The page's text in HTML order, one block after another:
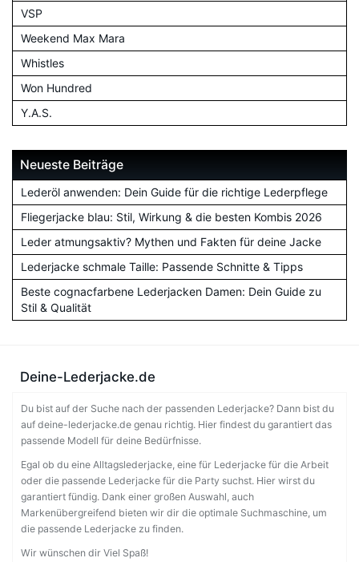
VSP
Weekend Max Mara
Whistles
Won Hundred
Y.A.S.
Neueste Beiträge
Lederöl anwenden: Dein Guide für die richtige Lederpflege
Fliegerjacke blau: Stil, Wirkung & die besten Kombis 2026
Leder atmungsaktiv? Mythen und Fakten für deine Jacke
Lederjacke schmale Taille: Passende Schnitte & Tipps
Beste cognacfarbene Lederjacken Damen: Dein Guide zu
Stil & Qualität
Deine-Lederjacke.de
Du bist auf der Suche nach der passenden Lederjacke? Dann bist du
auf deine-lederjacke.de genau richtig. Hier findest du garantiert das
passende Modell für deine Bedürfnisse.
Egal ob du eine Alltagslederjacke, eine für Lederjacke für die Arbeit
oder die passende Lederjacke für die Party suchst. Hier wirst du
garantiert fündig. Dank einer großen Auswahl, auch
Markenübergreifend bieten wir dir die optimale Suchmaschine, um
die passende Lederjacke zu finden.
Wir wünschen dir Viel Spaß!